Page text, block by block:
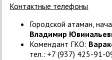
Контактные телефоны
Городской атаман,
Владимир
Комендант ГКО:
тел.: +7 (937) 425-91-